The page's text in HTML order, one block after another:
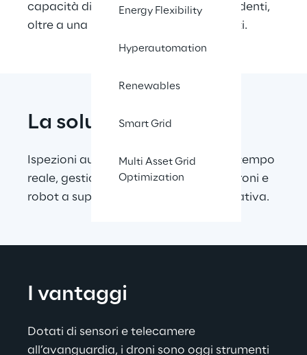
Energy Flexibility
Hyperautomation
Renewables
Smart Grid
Multi Asset Grid
Optimization
capacità di raccolta dati senza precedenti,
oltre a una notevole riduzione dei costi.
La soluzione
Ispezioni automatizzate, anomalie in tempo
reale, gestione completa di flotte di droni e
robot a supporto dell’eccellenza operativa.
I vantaggi
Dotati di sensori e telecamere
all’avanguardia, i droni sono oggi strumenti